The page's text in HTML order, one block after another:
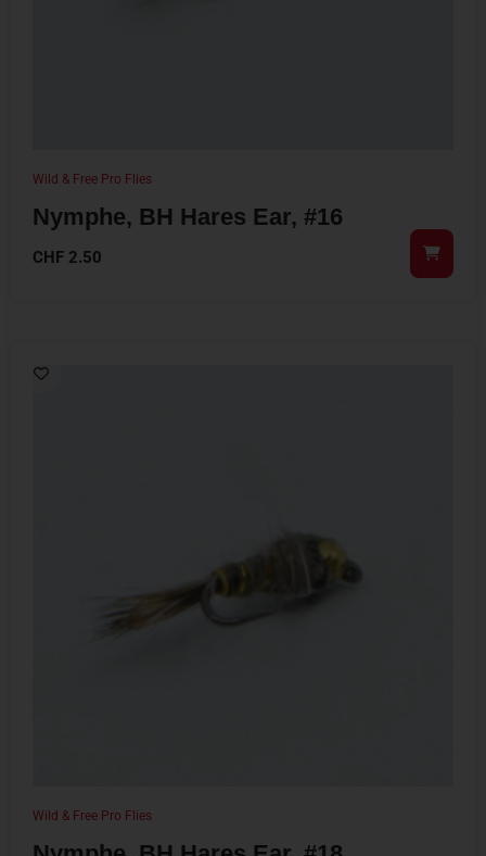
Wild & Free Pro Flies
Nymphe, BH Hares Ear, #16
CHF 2.50
Wild & Free Pro Flies